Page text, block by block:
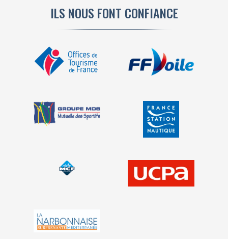
ILS NOUS FONT CONFIANCE